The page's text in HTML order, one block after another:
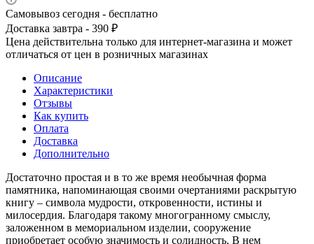
Самовывоз сегодня - бесплатно
Доставка завтра - 390 ₽
Цена действительна только для интернет-магазина и может
отличаться от цен в розничных магазинах
Описание
Характеристики
Отзывы
Как купить
Оплата
Доставка
Дополнительно
Достаточно простая и в то же время необычная форма
памятника, напоминающая своими очертаниями раскрытую
книгу – символа мудрости, откровенности, истины и
милосердия. Благодаря такому многогранному смыслу,
заложенном в мемориальном изделии, сооружение
приобретает особую значимость и солидность. В нем